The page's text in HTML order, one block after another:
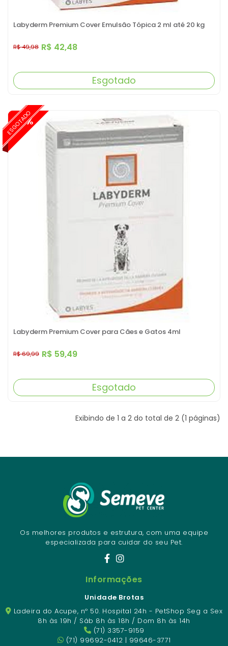
Labyderm Premium Cover Emulsão Tópica 2 ml até 20 kg
R$ 42,48
R$ 49,98
Esgotado
ESGOTADO
Labyderm Premium Cover para Cães e Gatos 4ml
R$ 59,49
R$ 69,99
-15%
Esgotado
Exibindo de 1 a 2 do total de 2 (1 páginas)
Os melhores produtos e estrutura, com uma equipe
especializada para cuidar do seu Pet.
Informações
Unidade Brotas
Ladeira do Acupe, nº 50. Hospital 24h - PetShop Seg a Sex
8h às 19h / Sáb 8h às 18h / Dom 8h às 14h
(71) 3357-9159
(71) 99692-0412 | 99646-3771